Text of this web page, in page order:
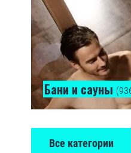
Бани и сауны
Все категории